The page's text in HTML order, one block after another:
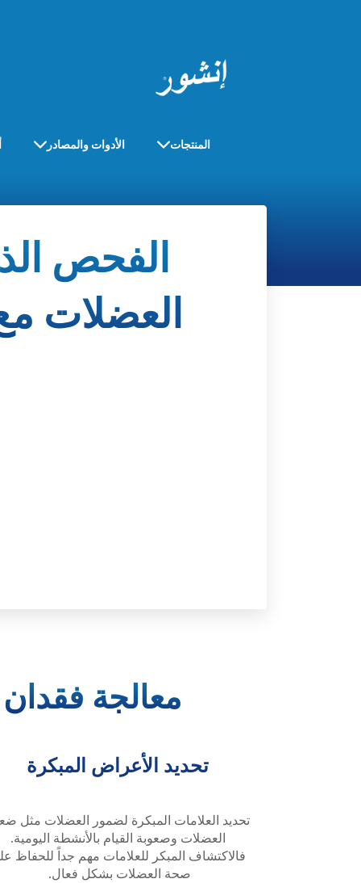
المنتجات الأدوات والمصادر
الفحص
العضلات
معالجة
تحديد الأعراض المبكرة
تحديد العلامات المبكرة لضمور العضلات مثل
العضلات وصعوبة القيام بالأنشطة اليومية.
فالاكتشاف المبكر للعلامات مهم جداً للحفاظ
صحة العضلات بشكل فعال.